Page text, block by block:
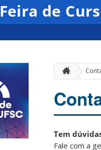
Feira de
Tem
Fale com a